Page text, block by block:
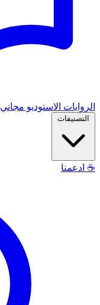
الروايات الاستوديو مجاني
التصنيفات
☕ ادعمنا